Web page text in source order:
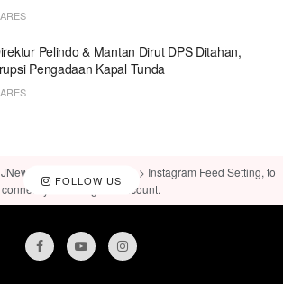
Pelindo & Mantan Dirut DPS Ditahan,
Pengadaan Kapal Tunda
FOLLOW US
: Social, Like & View > Instagram Feed Setting, to
connect your Instagram account.